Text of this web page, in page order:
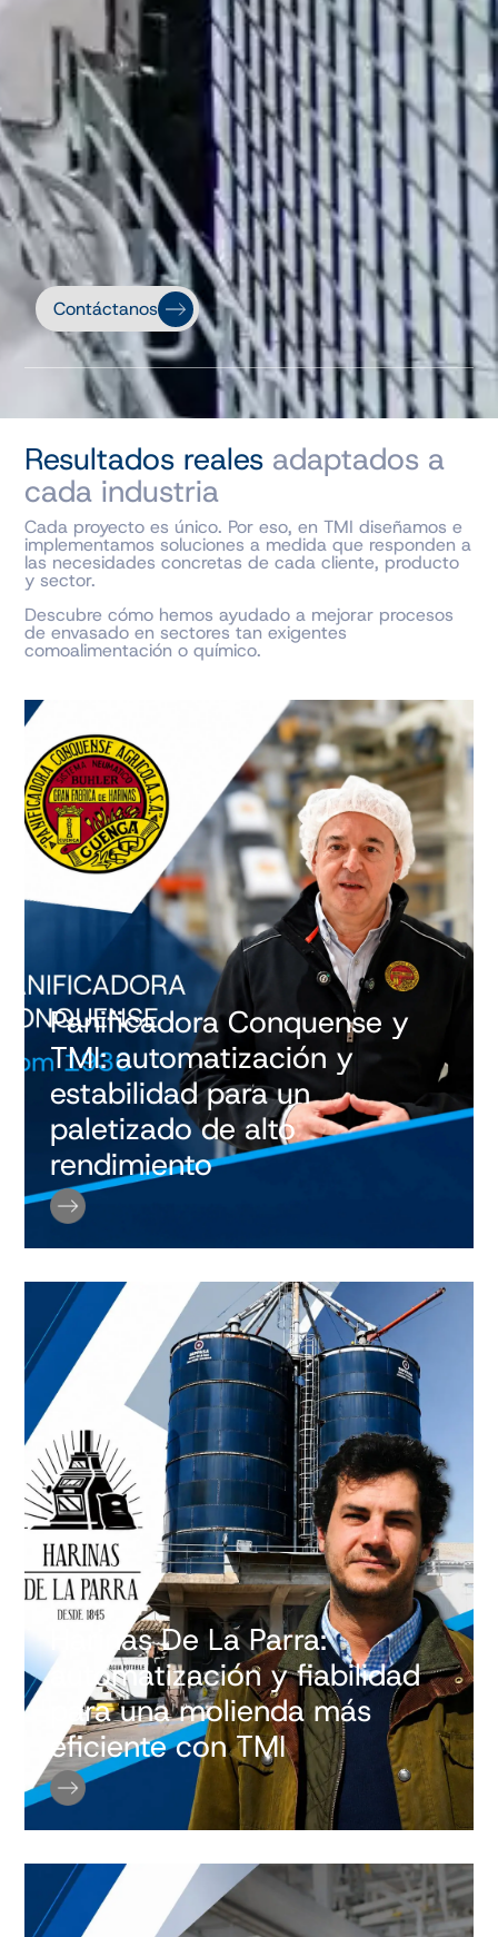
Contáctanos
Resultados reales adaptados a
cada industria
Cada proyecto es único. Por eso, en TMI diseñamos e
implementamos soluciones a medida que responden a
las necesidades concretas de cada cliente, producto
y sector.
Descubre cómo hemos ayudado a mejorar procesos
de envasado en sectores tan exigentes
comoalimentación o químico.
Panificadora Conquense y
TMI: automatización y
estabilidad para un
paletizado de alto
rendimiento
Harinas De La Parra:
automatización y fiabilidad
para una molienda más
eficiente con TMI